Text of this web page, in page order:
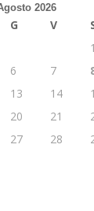
2026
G V
1
6 7
13 14
20 21
27 28